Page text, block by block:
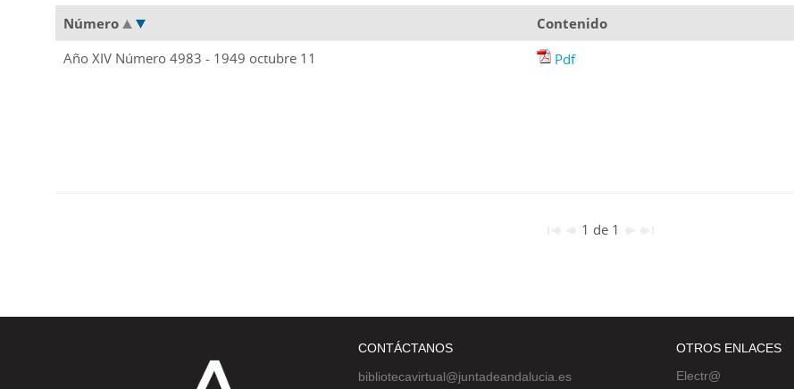
Número Contenido
Año XIV Número 4983 - 1949 octubre 11
Pdf
1 de 1
CONTÁCTANOS
bibliotecavirtual@juntadeandalucia.es
OTROS ENLACES
Electr@